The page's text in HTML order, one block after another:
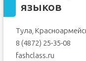
языков
Тула,
8 (4872) 25-35-08
fashclass.ru